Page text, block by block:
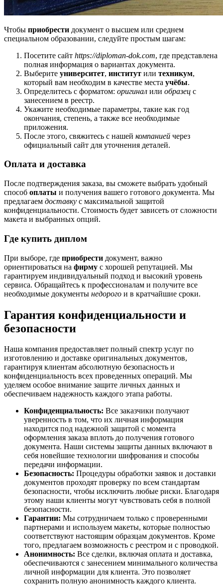
Чтобы приобрести документ о высшем или среднем
специальном образовании, следуйте простым шагам:
Посетите сайт https://diploman-dok.com, где представлена
полная информация о вариантах документа.
Выберите университет, институт или техникум,
который вам необходим в качестве места учёбы.
Определитесь с форматом: оригинал или образец с
занесением в реестр.
Укажите необходимые параметры, такие как год
окончания, степень, а также все необходимые
приложения.
После этого, свяжитесь с нашей компанией через
официальный сайт для уточнения деталей.
Оплата и доставка
После подтверждения заказа, вы сможете выбрать удобный
способ оплаты и получения вашего готового документа. Мы
предлагаем доставку с максимальной защитой
конфиденциальности. Стоимость будет зависеть от сложности
макета и выбранных опций.
Где купить диплом
При выборе, где приобрести документ, важно
ориентироваться на фирму с хорошей репутацией. Мы
гарантируем индивидуальный подход и высокий уровень
сервиса. Обращайтесь к профессионалам и получите все
необходимые документы недорого и в кратчайшие сроки.
Гарантия конфиденциальности и
безопасности
Наша компания предоставляет полный спектр услуг по
изготовлению и доставке оригинальных документов,
гарантируя клиентам абсолютную безопасность и
конфиденциальность всех проведенных операций. Мы
уделяем особое внимание защите личных данных и
обеспечиваем надежность каждого этапа работы.
Конфиденциальность: Все заказчики получают
уверенность в том, что их личная информация
находится под надежной защитой с момента
оформления заказа вплоть до получения готового
документа. Наши системы защиты данных включают в
себя новейшие технологии шифрования и способы
передачи информации.
Безопасность: Процедуры обработки заявок и доставки
документов проходят проверку по всем стандартам
безопасности, чтобы исключить любые риски. Благодаря
этому наши клиенты могут чувствовать себя в полной
безопасности.
Гарантии: Мы сотрудничаем только с проверенными
партнерами и используем макеты, которые полностью
соответствуют настоящим образцам документов. Кроме
того, предлагаем возможность с реестром и с проводкой.
Анонимность: Все сделки, включая оплата и доставка,
обеспечиваются с занесением минимального количества
личной информации для клиента. Это позволяет
сохранить полную анонимность каждого клиента.